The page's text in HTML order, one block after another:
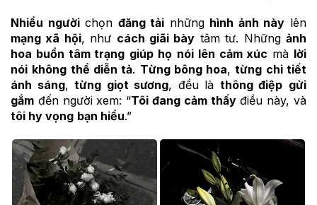
Nhiều ngườichọn đăng tải những hình ảnh này lên
mạng xã hội, như cách giãi bày tâm tư. Nhữngảnh
hoa buồn tâm trạng giúp họ nói lên cảm xúc mà lời
nói không thể diễn tả. Từng bông hoa,từng chi tiết
ánh sáng,từng giọt sương, đều là thông điệp gửi
gắm đến người xem: “Tôi đang cảm thấyđiều này, và
tôi hy vọng bạn hiểu.”